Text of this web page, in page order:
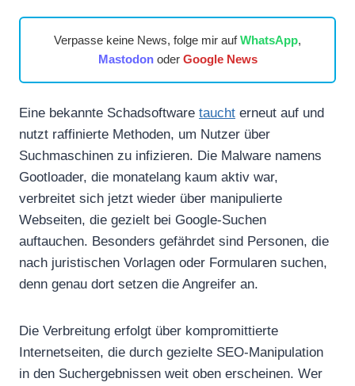
Verpasse keine News, folge mir aufWhatsApp,
Mastodonoder Google News
Eine bekannte Schadsoftware taucht erneut auf und
nutzt raffinierte Methoden, um Nutzer über
Suchmaschinen zu infizieren. Die Malware namens
Gootloader, die monatelang kaum aktiv war,
verbreitet sich jetzt wieder über manipulierte
Webseiten, die gezielt bei Google-Suchen
auftauchen. Besonders gefährdet sind Personen, die
nach juristischen Vorlagen oder Formularen suchen,
denn genau dort setzen die Angreifer an.
Die Verbreitung erfolgt über kompromittierte
Internetseiten, die durch gezielte SEO-Manipulation
in den Suchergebnissen weit oben erscheinen. Wer